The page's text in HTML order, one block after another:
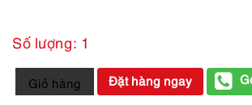
Số lượng: 1
4053-
Balo
Giỏ hàng Đặt hàng ngay